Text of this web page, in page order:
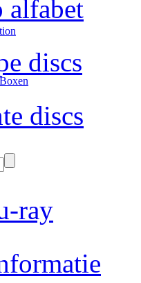
alfabet
discs
discs
ray